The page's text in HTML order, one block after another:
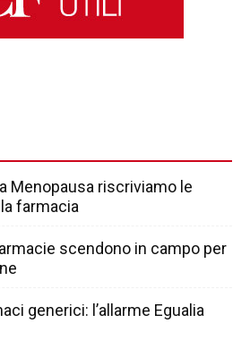
Menopausa riscriviamo le
farmacia
scendono in campo per
generici: l’allarme Egualia